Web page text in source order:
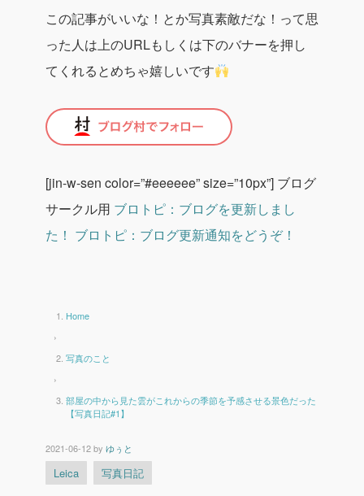
この記事がいいな！とか写真素敵だな！って思
った人は上のURLもしくは下のバナーを押し
てくれるとめちゃ嬉しいです
[jin-w-sen color=”#eeeeee” size=”10px”] ブログ
サークル用 ブロトピ：ブログを更新しまし
た！ ブロトピ：ブログ更新通知をどうぞ！
Home
›
写真のこと
›
部屋の中から見た雲がこれからの季節を予感させる景色だった
【写真日記#1】
2021-06-12by ゆぅと
Leica 写真日記